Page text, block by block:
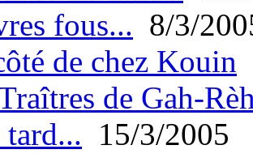
fous... 8/3/
de chez Kouin
de Gah-
tard... 15/3/2005